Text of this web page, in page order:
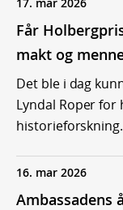
Får
makt og
Det ble i dag
Lyndal Roper
historieforskning.
16. mar 2026
Ambassadens